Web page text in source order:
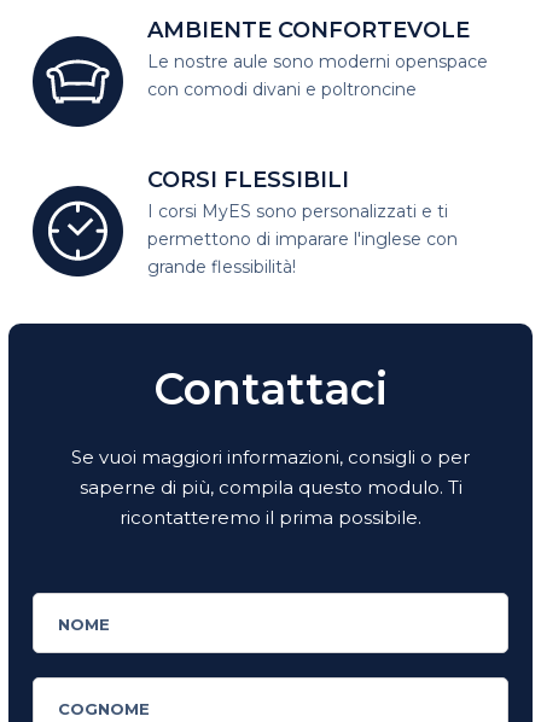
AMBIENTE CONFORTEVOLE
Le nostre aule sono moderni openspace
con comodi divani e poltroncine
CORSI FLESSIBILI
I corsi MyES sono personalizzati eti
permettono di imparare l'inglese con
grande flessibilità!
Contattaci
Se vuoi maggiori informazioni, consigli o per
saperne di più, compila questo modulo. Ti
ricontatteremo il prima possibile.